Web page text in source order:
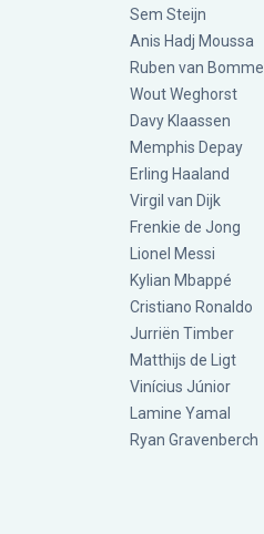
Sem Steijn
Anis Hadj Moussa
Ruben van Bommel
Wout Weghorst
Davy Klaassen
Memphis Depay
Erling Haaland
Virgil van Dijk
Frenkie de Jong
Lionel Messi
Kylian Mbappé
Cristiano Ronaldo
Jurriën Timber
Matthijs de Ligt
Vinícius Júnior
Lamine Yamal
Ryan Gravenberch